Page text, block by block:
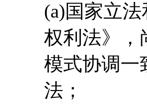
(a)国家立
权利法》，
模式协调一
法；